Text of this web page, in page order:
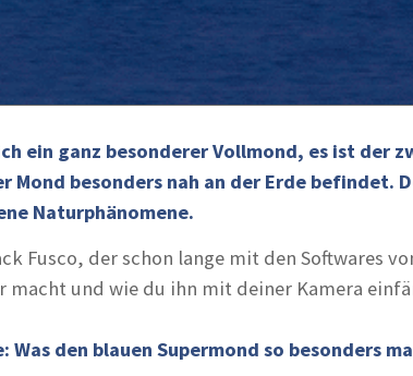
ein ganz besonderer Vollmond, es ist der
Mond besonders nah an der Erde befindet.
Naturphänomene.
Fusco, der schon lange mit den Softwares
macht und wie du ihn mit deiner Kamera
Was den blauen Supermond so besonders